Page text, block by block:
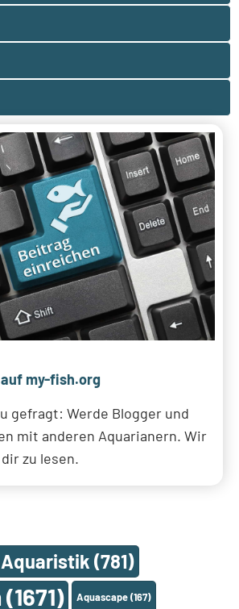
my-fish.org
gefragt: Werde Blogger und
mit anderen Aquarianern. Wir
zu lesen.
Aquaristik (781)
(1671) Aquascape(167)